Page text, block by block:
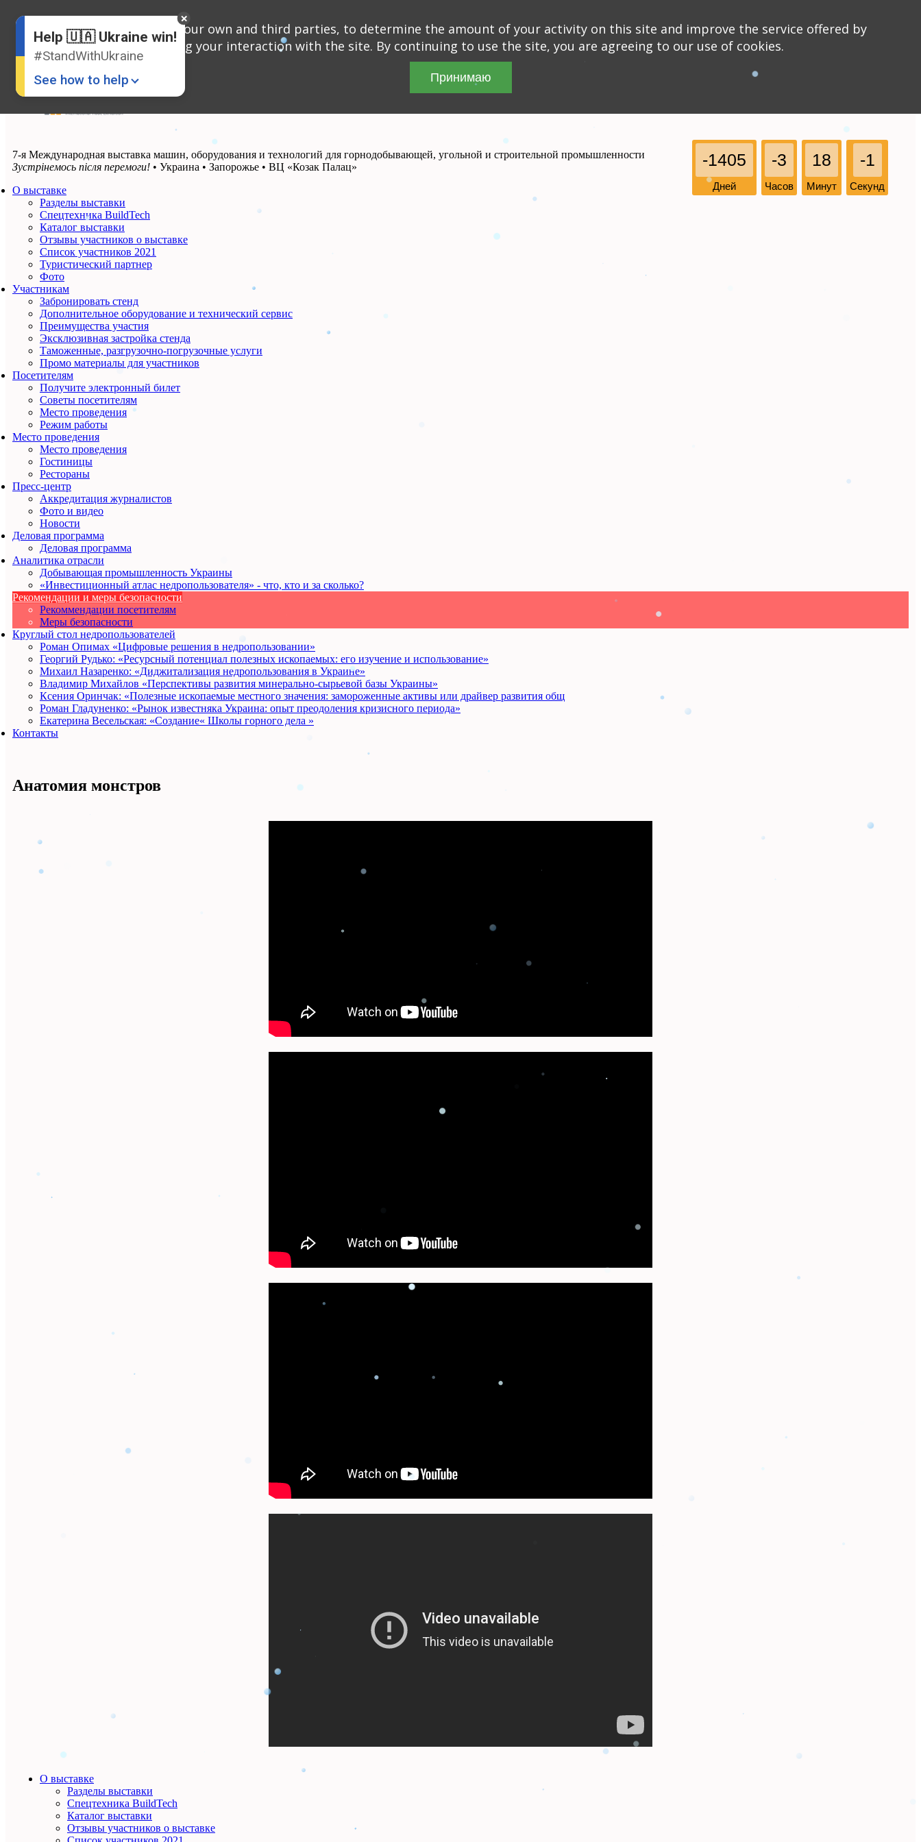
English
Russian
Ukrainian
-1405
Дней
-3
Часов
18
Минут
-1
Секунд
7-я Международная выставка машин, оборудования и технологий для горнодобывающей, угольной и строительной промышленности
Зустрінемось після перемоги! • Украина • Запорожье • ВЦ «Козак Палац»
О выставке
Разделы выставки
Спецтехника BuildTech
Каталог выставки
Отзывы участников о выставке
Список участников 2021
Туристический партнер
Фото
Участникам
Забронировать стенд
Дополнительное оборудование и технический сервис
Преимущества участия
Эксклюзивная застройка стенда
Таможенные, разгрузочно-погрузочные услуги
Промо материалы для участников
Посетителям
Получите электронный билет
Советы посетителям
Место проведения
Режим работы
Место проведения
Место проведения
Гостиницы
Рестораны
Пресс-центр
Аккредитация журналистов
Фото и видео
Новости
Деловая программа
Деловая программа
Аналитика отрасли
Добывающая промышленность Украины
«Инвестиционный атлас недропользователя» - что, кто и за сколько?
Рекомендации и меры безопасности
Рекоммендации посетителям
Меры безопасности
Круглый стол недропользователей
Роман Опимах «Цифровые решения в недропользовании»
Георгий Рудько: «Ресурсный потенциал полезных ископаемых: его изучение и использование»
Михаил Назаренко: «Диджитализация недропользования в Украине»
Владимир Михайлов «Перспективы развития минерально-сырьевой базы Украины»
Ксения Оринчак: «Полезные ископаемые местного значения: замороженные активы или драйвер развития общ
Роман Гладуненко: «Рынок известняка Украина: опыт преодоления кризисного периода»
Екатерина Весельская: «Создание« Школы горного дела »
Контакты
Анатомия монстров
О выставке
Разделы выставки
Спецтехника BuildTech
Каталог выставки
Отзывы участников о выставке
Help 🇺🇦 Ukraine win!
#StandWithUkraine
See how to help
Donate
Support Ukraine
❤
Share this widget
We use cookies, both our own and third parties, to determine the amount of your activity on this site and improve the service offered by
analyzing your interaction with the site. By continuing to use the site, you are agreeing to our use of cookies.
Принимаю